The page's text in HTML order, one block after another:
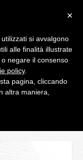
×
si avvalgono
alle finalità illustrate
negare il consenso
policy.
pagina, cliccando
altra maniera,